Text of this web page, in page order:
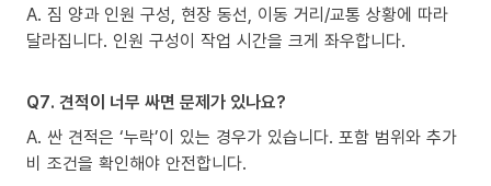
A. 짐 양과 인원 구성, 현장 동선, 이동 거리/교통 상황에 따라
달라집니다. 인원 구성이 작업 시간을 크게 좌우합니다.
Q7. 견적이 너무 싸면 문제가 있나요?
A. 싼 견적은 ‘누락’이 있는 경우가 있습니다. 포함 범위와 추가
비 조건을 확인해야 안전합니다.